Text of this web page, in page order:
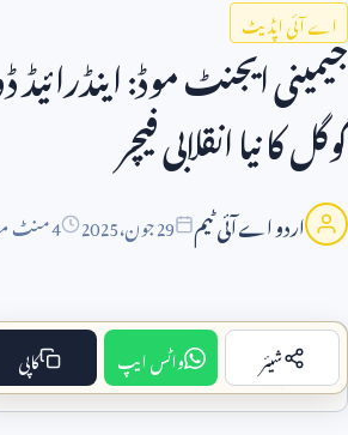
اے آئی اپڈیٹ
جیمینی ایجنٹ موڈ:
گوگل کا نیا انقلابی فیچر
اردو اے آئی ٹیم 29جون،2025 4 منٹ مطالعہ
فہرست مضمون
شیئر واٹس ایپ کاپی